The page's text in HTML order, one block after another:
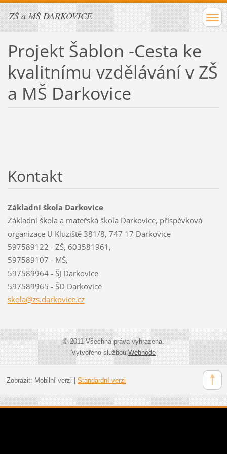
ZŠ a MŠ DARKOVICE
Projekt Šablon -Cesta ke
kvalitnímu vzdělávání v ZŠ
a MŠ Darkovice
Kontakt
Základní škola Darkovice
Základní škola a mateřská škola Darkovice, příspěvková
organizace U Kluziště 381/8, 747 17 Darkovice
597589122 - ZŠ, 603581961,
597589107 - MŠ,
597589964 - ŠJ Darkovice
597589965 - ŠD Darkovice
skola@zs.darkovice.cz
© 2011 Všechna práva vyhrazena.
Vytvořeno službouWebnode
Zobrazit: Mobilní verzi Standardní verzi